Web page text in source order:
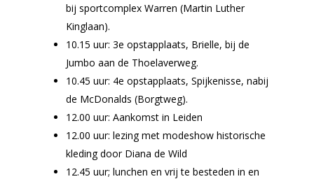
bij sportcomplex Warren (Martin Luther
Kinglaan).
10.15 uur: 3e opstapplaats, Brielle, bij de
Jumbo aan de Thoelaverweg.
10.45 uur: 4e opstapplaats, Spijkenisse, nabij
de McDonalds (Borgtweg).
12.00 uur: Aankomst in Leiden
12.00 uur: lezing met modeshow historische
kleding door Diana de Wild
12.45 uur; lunchen en vrij te besteden in en